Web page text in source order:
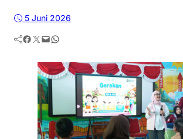
5 Juni 2026
Facebook Twitter Mail WhatsApp